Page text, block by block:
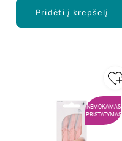
Pridėti į krepšelį
NEMOKAMAS
PRISTATYMAS